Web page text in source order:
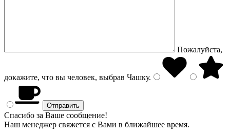
Пожалуйста,
докажите, что вы человек, выбрав Чашку.
Спасибо за Ваше сообщение!
Наш менеджер свяжется с Вами в ближайшее время.